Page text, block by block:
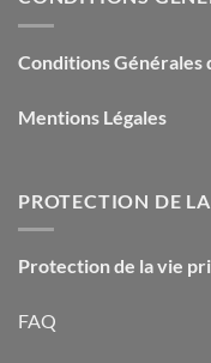
Conditions Générales
Mentions Légales
PROTECTION DE
Protection de la vie
FAQ